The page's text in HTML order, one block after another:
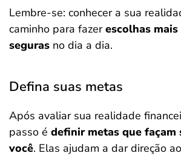
Lembre-se: conhecer a sua
caminho para fazerescolhas
seguras no dia a dia.
Defina suas metas
Após avaliar sua realidade
passo é definir metas que façam
você. Elas ajudam a dar direção